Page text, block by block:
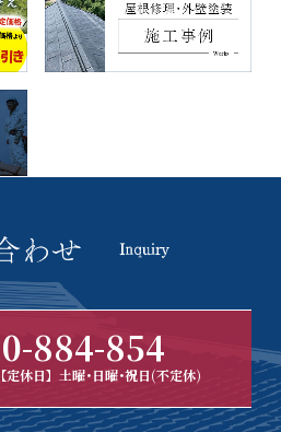
884-854
定休日】土曜･日曜･祝日(不定休)